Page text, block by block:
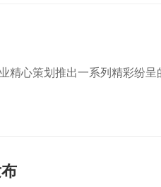
精心策划推出一系列精彩纷呈